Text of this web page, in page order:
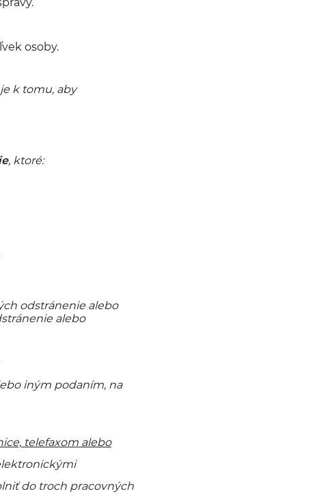
osoby.
k tomu, aby
, ktoré:
odstránenie alebo
alebo
iným podaním, na
telefaxom alebo
do troch pracovných